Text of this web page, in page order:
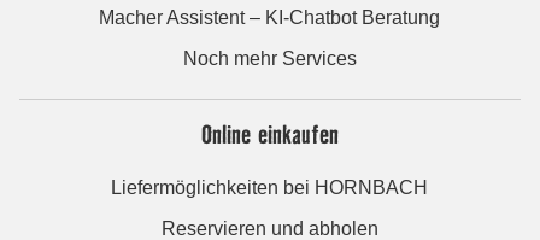
Macher Assistent – KI-Chatbot Beratung
Noch mehr Services
Online einkaufen
Liefermöglichkeiten bei HORNBACH
Reservieren und abholen